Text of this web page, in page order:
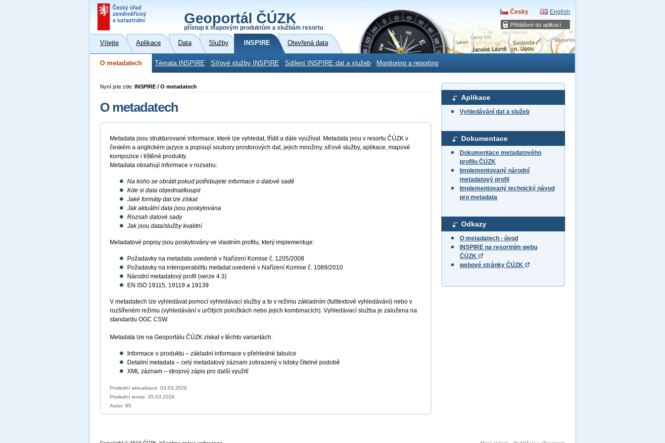
Přihlášení do aplikací
Geoportál ČÚZK
přístup k mapovým produktům a službám resortu
Česky English
Vítejte Aplikace Data Služby INSPIRE Otevřená data
O metadatech Témata INSPIRE Síťové služby INSPIRE Sdílení INSPIRE dat a služeb Monitoring a reporting
Aplikace
Vyhledávání dat a služeb
Dokumentace
Dokumentace metadatového
profilu ČÚZK
Implementovaný národní
metadatový profil
Implementovaný technický návod
pro metadata
Odkazy
O metadatech - úvod
INSPIRE na resortním webu
ČÚZK
webové stránky ČÚZK
Nyní jste zde: INSPIRE / O metadatech
O metadatech
Metadata jsou strukturované informace, které lze vyhledat, třídit a dále využívat. Metadata jsou v resortu ČÚZK v
českém a anglickém jazyce a popisují soubory prostorových dat, jejich množiny, síťové služby, aplikace, mapové
kompozice i tištěné produkty.
Metadata obsahují informace v rozsahu:
Na koho se obrátit pokud potřebujete informace o datové sadě
Kde si data objednat/koupit
Jaké formáty dat lze získat
Jak aktuální data jsou poskytována
Rozsah datové sady
Jak jsou data/služby kvalitní
Metadatové popisy jsou poskytovány ve vlastním profilu, který implementuje:
Požadavky na metadata uvedené v Nařízení Komise č. 1205/2008
Požadavky na interoperabilitu metadat uvedené v Nařízení Komise č. 1089/2010
Národní metadatový profil (verze 4.3)
EN ISO 19115, 19119 a 19139
V metadatech lze vyhledávat pomocí vyhledávací služby a to v režimu základním (fulltextové vyhledávání) nebo v
rozšířeném režimu (vyhledávání v určitých položkách nebo jejich kombinacích). Vyhledávací služba je založena na
standardu OGC CSW.
Metadata lze na Geoportálu ČÚZK získat v těchto variantách:
Informace o produktu – základní informace v přehledné tabulce
Detailní metadata – celý metadatový záznam zobrazený v lidsky čitelné podobě
XML záznam – strojový zápis pro další využití
Poslední aktualizace: 03.03.2026
Poslední revize: 05.03.2026
Autor: 95